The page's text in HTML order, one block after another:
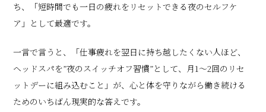
ち、「短時間でも一日の疲れをリセットできる夜のセルフケ
ア」として最適です。
一言で言うと、「仕事疲れを翌日に持ち越したくない人ほど、
ヘッドスパを”夜のスイッチオフ習慣”として、月1〜2回のリセ
ットデーに組み込むこと」が、心と体を守りながら働き続ける
ためのいちばん現実的な答えです。